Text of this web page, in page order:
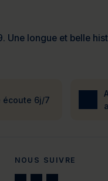
longue et belle
écoute 6j/7
NOUS SUIVRE